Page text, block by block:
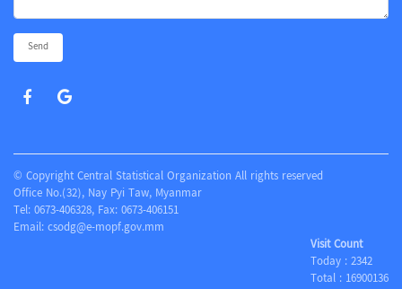
Send
© Copyright Central Statistical Organization All rights reserved
Office No.(32), Nay Pyi Taw, Myanmar
Tel: 0673-406328, Fax: 0673-406151
Email: csodg@e-mopf.gov.mm
Visit Count
Today : 2342
Total : 16900136